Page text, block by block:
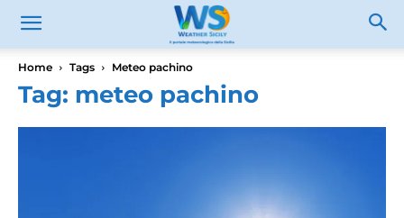
Home Tags Meteo pachino
Tag: meteo pachino